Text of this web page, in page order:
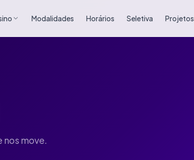
Modalidades Horários Seletiva Projetos
nos move.